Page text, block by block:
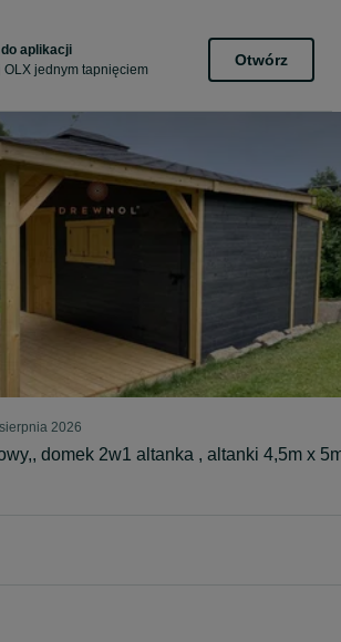
do aplikacji
OLX jednym tapnięciem
Otwórz
2026
domek 2w1 altanka , altanki 4,5m x